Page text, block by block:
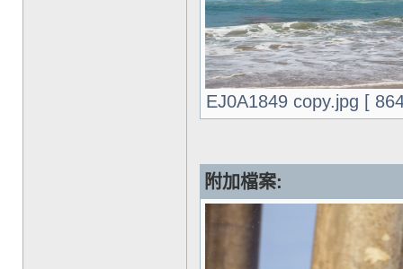
EJ0A1849 copy.jpg [
附加檔案: